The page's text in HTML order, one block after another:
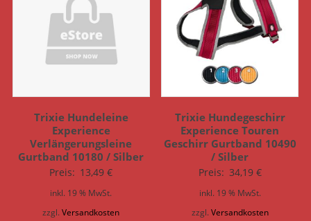
Trixie Hundeleine
Experience
Verlängerungsleine
Gurtband 10180 / Silber
Preis: 13,49€
inkl. 19 % MwSt.
zzgl.Versandkosten
Trixie Hundegeschirr
Experience Touren
Geschirr Gurtband 10490
/ Silber
Preis: 34,19 €
inkl. 19 % MwSt.
zzgl. Versandkosten